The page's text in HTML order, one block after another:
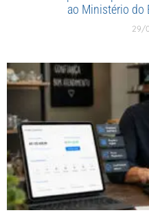
ao Ministério do
29/